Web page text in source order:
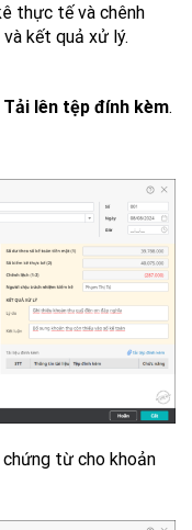
thực tế và chênh
kết quả xử lý.
Tải lên tệp đính kèm.
từ cho khoản